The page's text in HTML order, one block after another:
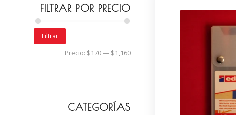
FILTRAR POR PRECIO
Filtrar
Precio: $170— $1,160
CATEGORÍAS